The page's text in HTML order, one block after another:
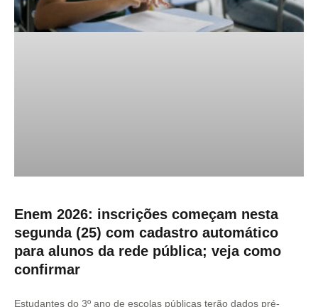
Enem 2026: inscrições começam nesta
segunda (25) com cadastro automático
para alunos da rede pública; veja como
confirmar
Estudantes do 3º ano de escolas públicas terão dados pré-